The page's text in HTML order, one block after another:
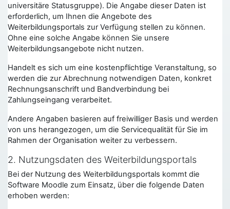
universitäre Statusgruppe). Die Angabe dieser Daten ist
erforderlich, um Ihnen die Angebote des
Weiterbildungsportals zur Verfügung stellen zu können.
Ohne eine solche Angabe können Sie unsere
Weiterbildungsangebote nicht nutzen.
Handelt es sich um eine kostenpflichtige Veranstaltung, so
werden die zur Abrechnung notwendigen Daten, konkret
Rechnungsanschrift und Bandverbindung bei
Zahlungseingang verarbeitet.
Andere Angaben basieren auf freiwilliger Basis und werden
von uns herangezogen, um die Servicequalität für Sie im
Rahmen der Organisation weiter zu verbessern.
2. Nutzungsdaten des Weiterbildungsportals
Bei der Nutzung des Weiterbildungsportals kommt die
Software Moodle zum Einsatz, über die folgende Daten
erhoben werden: